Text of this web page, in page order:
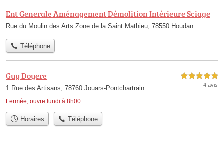
Ent Generale Aménagement Démolition Intérieure Sciage
Rue du Moulin des Arts Zone de la Saint Mathieu, 78550 Houdan
Téléphone
Guy Doyere
1 Rue des Artisans, 78760 Jouars-Pontchartrain
Fermée, ouvre lundi à 8h00
5,0 étoiles sur 5
4 avis
Horaires Téléphone